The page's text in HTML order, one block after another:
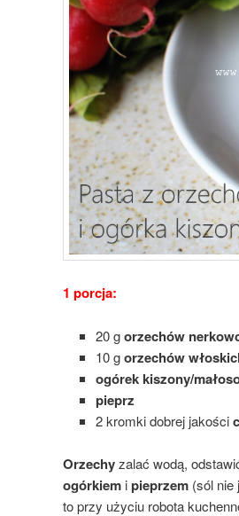
1 porcja:
20 gorzechów
10 gorzechów
ogórek kiszony/
pieprz
2 kromki dobrej jakości
Orzechyzalać wodą,
ogórkiemipieprzem(sól nie
to przy użyciu robota